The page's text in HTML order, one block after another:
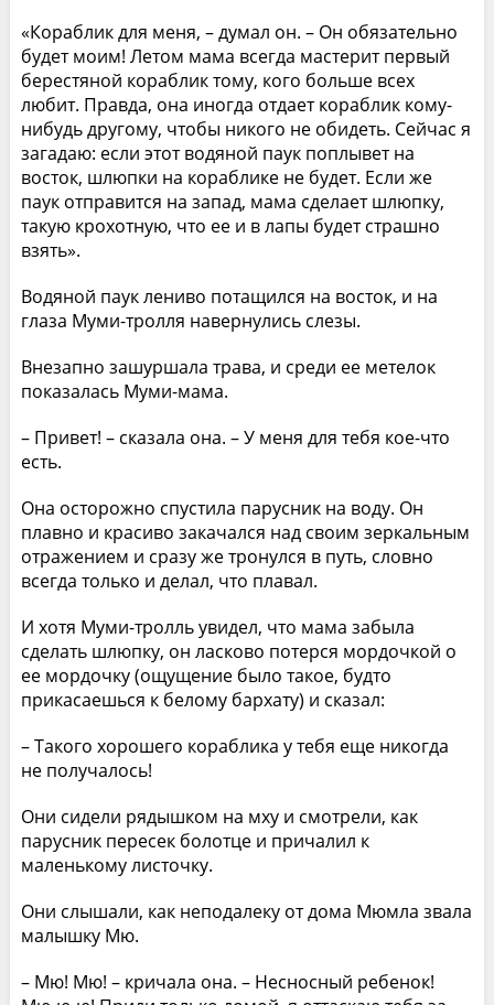
«Кораблик для меня, – думал он. – Он обязательно
будет моим! Летом мама всегда мастерит первый
берестяной кораблик тому, кого больше всех
любит. Правда, она иногда отдает кораблик кому-
нибудь другому, чтобы никого не обидеть. Сейчас я
загадаю: если этот водяной паук поплывет на
восток, шлюпки на кораблике не будет. Если же
паук отправится на запад, мама сделает шлюпку,
такую крохотную, что ее и в лапы будет страшно
взять».
Водяной паук лениво потащился на восток, и на
глаза Муми-тролля навернулись слезы.
Внезапно зашуршала трава, и среди ее метелок
показалась Муми-мама.
– Привет! – сказала она. – У меня для тебя кое-что
есть.
Она осторожно спустила парусник на воду. Он
плавно и красиво закачался над своим зеркальным
отражением и сразу же тронулся в путь, словно
всегда только и делал, что плавал.
И хотя Муми-тролль увидел, что мама забыла
сделать шлюпку, он ласково потерся мордочкой о
ее мордочку (ощущение было такое, будто
прикасаешься к белому бархату) и сказал:
– Такого хорошего кораблика у тебя еще никогда
не получалось!
Они сидели рядышком на мху и смотрели, как
парусник пересек болотце и причалил к
маленькому листочку.
Они слышали, как неподалеку от дома Мюмла звала
малышку Мю.
– Мю! Мю! – кричала она. – Несносный ребенок!